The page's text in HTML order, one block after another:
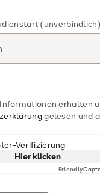
erhalten
gelesen und
Verifizierung
Hier klicken
Friendly